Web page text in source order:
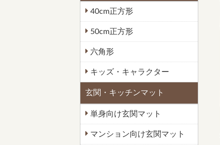
40cm正方形
50cm正方形
六角形
キッズ・キャラクター
玄関・キッチンマット
単身向け玄関マット
マンション向け玄関マット